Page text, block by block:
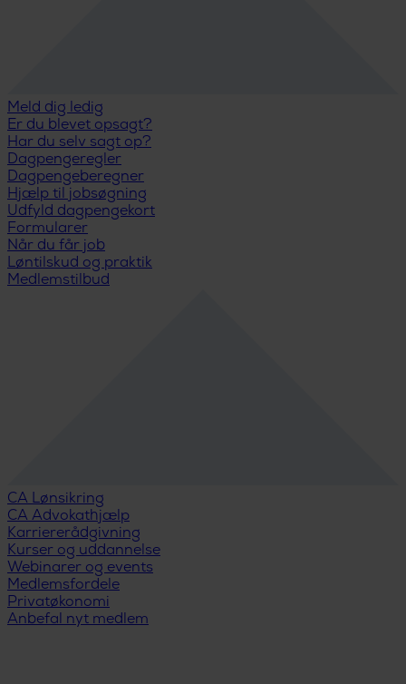
Meld dig ledig
Er du blevet opsagt?
Har du selv sagt op?
Dagpengeregler
Dagpengeberegner
Hjælp til jobsøgning
Udfyld dagpengekort
Formularer
Når du får job
Løntilskud og praktik
Medlemstilbud
CA Lønsikring
CA Advokathjælp
Karriererådgivning
Kurser og uddannelse
Webinarer og events
Medlemsfordele
Privatøkonomi
Anbefal nyt medlem